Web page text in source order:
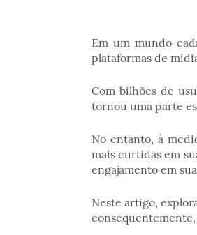
Em um mundo
plataformas de
Com bilhões de
tornou uma parte
No entanto, à
mais curtidas em
engajamento em
Neste artigo,